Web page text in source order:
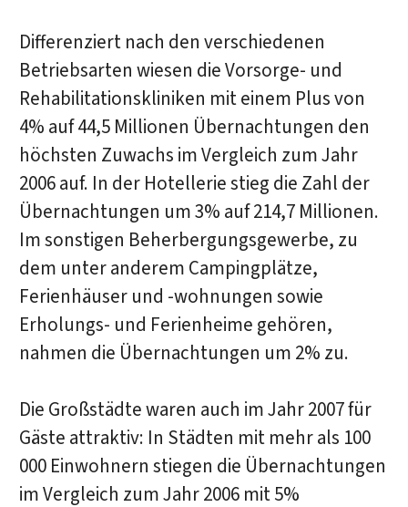
Differenziert nach den verschiedenen
Betriebsarten wiesen die Vorsorge- und
Rehabilitationskliniken mit einem Plus von
4% auf 44,5 Millionen Übernachtungen den
höchsten Zuwachs im Vergleich zum Jahr
2006 auf. In der Hotellerie stieg die Zahl der
Übernachtungen um 3% auf 214,7 Millionen.
Im sonstigen Beherbergungsgewerbe, zu
dem unter anderem Campingplätze,
Ferienhäuser und -wohnungen sowie
Erholungs- und Ferien­heime gehören,
nahmen die Übernachtungen um 2% zu.
Die Großstädte waren auch im Jahr 2007 für
Gäste attraktiv: In Städten mit mehr als 100
000 Einwohnern stiegen die Übernachtungen
im Vergleich zum Jahr 2006 mit 5%